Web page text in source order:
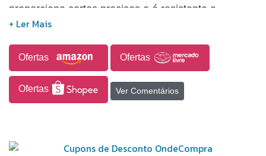
proporciona cortes precisos e é resistente a
alimentos pesados, enquanto o cabo anatômico em
resistência ao calor. Este utensílio, fácil de limpar e
versátil, é perfeito para preparar hambúrgueres,
carnes, grelhados, massas e confeitaria, sendo
adequado tanto para uso doméstico quanto
opção de presente para aqueles que apreciam
Ofertas Ofertas
Ofertas Ver Comentários